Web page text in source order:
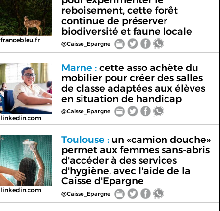
francebleu.fr
reboisement, cette forêt
continue de préserver
biodiversité et faune locale
@Caisse_Epargne
linkedin.com
Marne :cette asso achète du
mobilier pour créer des salles
de classe adaptées aux élèves
en situation de handicap
@Caisse_Epargne
linkedin.com
Toulouse :un «camion douche»
permet aux femmes sans-abris
d'accéder à des services
d'hygiène, avec l'aide de la
Caisse d'Epargne
@Caisse_Epargne